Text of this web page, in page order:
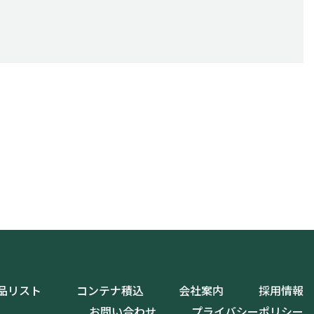
リスト コンテナ積込 会社案内
採用情報